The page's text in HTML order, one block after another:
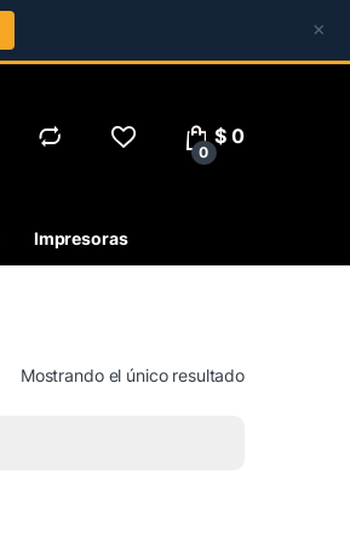
×
0
$ 0
Impresoras
Mostrando el único resultado